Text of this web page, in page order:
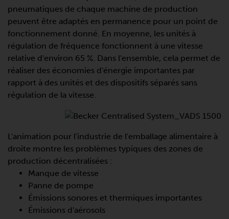
pneumatiques de chaque machine de production
peuvent être adaptés en permanence pour un point de
fonctionnement donné. En moyenne, les unités à
régulation de fréquence fonctionnent à une vitesse
relative d'environ 65 %. Dans l'ensemble, cela permet de
réaliser des économies d'énergie importantes par
rapport à des unités et des dispositifs séparés sans
régulation de la vitesse.
L'animation pour l'industrie de l'emballage alimentaire à
droite montre les problèmes typiques des zones de
production décentralisées :
Manque de vitesse
Panne de pompe
Émissions sonores et thermiques importantes
Émissions d'aérosols